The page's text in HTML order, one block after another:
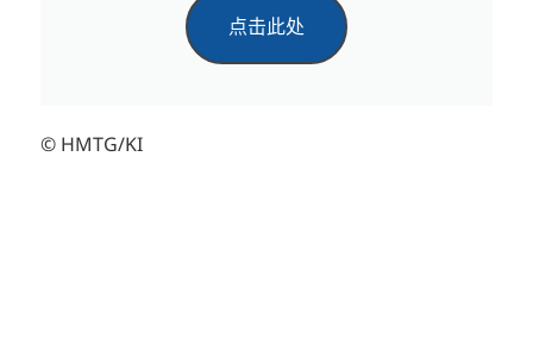
点击此处
© HMTG/KI